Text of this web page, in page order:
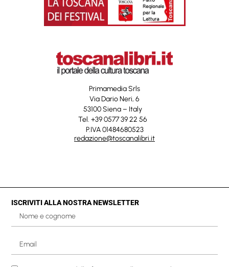
Primamedia Srls
Via Dario Neri, 6
53100 Siena – Italy
Tel. +39 0577 39 22 56
P.IVA 01484680523
redazione@toscanalibri.it
ISCRIVITI ALLA NOSTRA NEWSLETTER